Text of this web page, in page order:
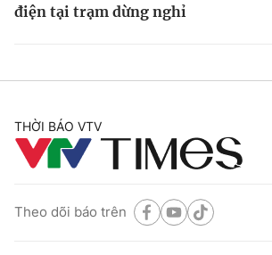
điện tại trạm dừng nghỉ
THỜI BÁO VTV
Theo dõi báo trên